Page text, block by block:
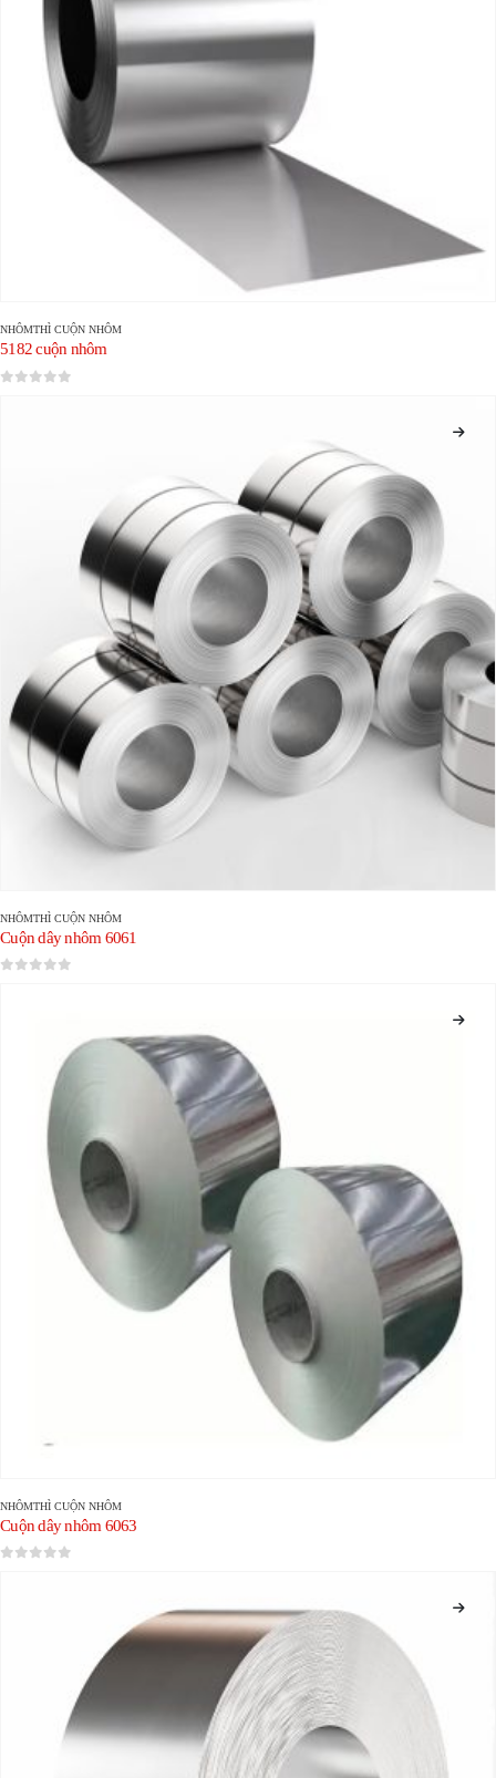
NHÔMTHÌ CUỘN NHÔM
5182 cuộn nhôm
NHÔMTHÌ CUỘN NHÔM
Cuộn dây nhôm 6061
NHÔMTHÌ CUỘN NHÔM
Cuộn dây nhôm 6063